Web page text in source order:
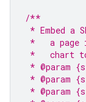
/**
* Embed a
*   a page
*   chart
* @param
* @param
* @param